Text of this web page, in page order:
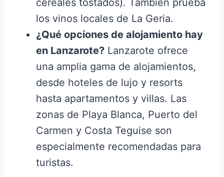
cereales tostados). También prueba
los vinos locales de La Geria.
¿Qué opciones de alojamiento hay
en Lanzarote? Lanzarote ofrece
una amplia gama de alojamientos,
desde hoteles de lujo y resorts
hasta apartamentos y villas. Las
zonas de Playa Blanca, Puerto del
Carmen y Costa Teguise son
especialmente recomendadas para
turistas.